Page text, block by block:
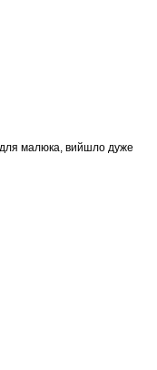
для малюка, вийшло дуже